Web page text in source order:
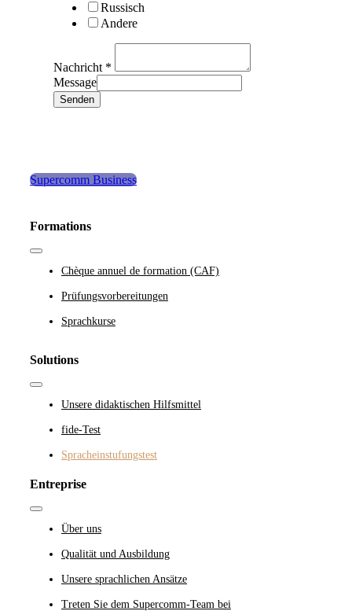
Russisch
Andere
Nachricht *
Message
Senden
Supercomm Business
Formations
Toggle
NavigationChèque annuel de formation (CAF)
Prüfungsvorbereitungen
Sprachkurse
Solutions
Toggle
NavigationUnsere didaktischen Hilfsmittel
fide-Test
Spracheinstufungstest
Entreprise
Toggle
Navigation
Über uns
Qualität und Ausbildung
Unsere sprachlichen Ansätze
Treten Sie dem Supercomm-Team bei